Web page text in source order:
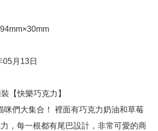
月13日
【快樂巧克力】
咪們大集合！ 裡面有巧克力奶油和草莓
，每一根都有尾巴設計，非常可愛的商